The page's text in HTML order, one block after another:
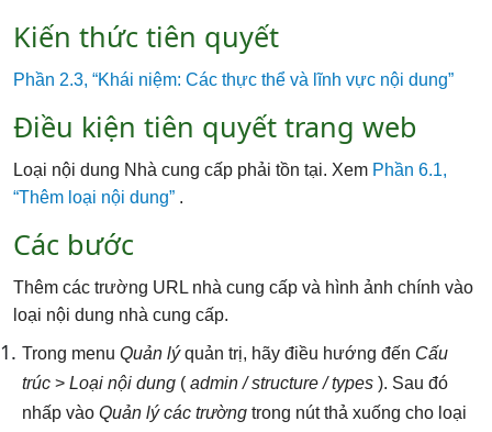
Kiến thức tiên quyết
Phần 2.3, “Khái niệm: Các thực thể và lĩnh vực nội dung”
Điều kiện tiên quyết trang web
Loại nội dung Nhà cung cấp phải tồn tại. Xem Phần 6.1,
“Thêm loại nội dung” .
Các bước
Thêm các trường URL nhà cung cấp và hình ảnh chính vào
loại nội dung nhà cung cấp.
Trong menuQuản lýquản trị, hãy điều hướng đến Cấu
trúc >Loại nội dung (admin / structure / types ). Sau đó
nhấp vàoQuản lý các trường trong nút thả xuống cho loại